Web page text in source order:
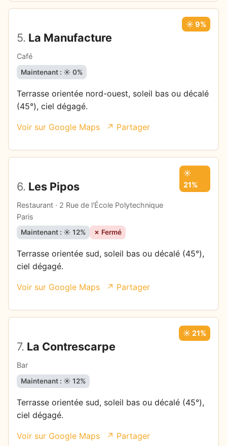
5. La Manufacture
Café
☀️ 9%
Maintenant : ☀️ 0%
Terrasse orientée nord-ouest, soleil bas ou décalé
(45°), ciel dégagé.
Voir sur Google Maps ↗ Partager
6. Les Pipos
Restaurant · 2 Rue de l'École Polytechnique
Paris
☀️
21%
Maintenant : ☀️ 12% ✗ Fermé
Terrasse orientée sud, soleil bas ou décalé (45°),
ciel dégagé.
Voir sur Google Maps ↗ Partager
7. La Contrescarpe
Bar
☀️ 21%
Maintenant : ☀️ 12%
Terrasse orientée sud, soleil bas ou décalé (45°),
ciel dégagé.
Voir sur Google Maps ↗ Partager